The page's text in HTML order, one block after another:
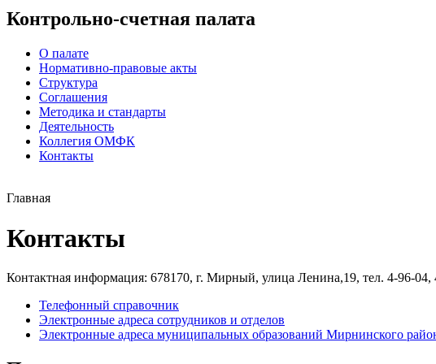
Контрольно-счетная палата
О палате
Нормативно-правовые акты
Структура
Соглашения
Методика и стандарты
Деятельность
Коллегия ОМФК
Контакты
Главная
Контакты
Контактная информация: 678170, г. Мирный, улица Ленина,19, тел. 4-96-04,
Телефонный справочник
Электронные адреса сотрудников и отделов
Электронные адреса муниципальных образований Мирнинского